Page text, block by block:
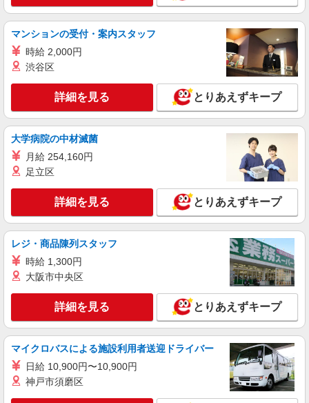
派遣社員
パーソルエクセルHRパートナーズ株式会社
時給1,350円〜1,400円（経験・能力による）
※当社規定あり
福岡県福岡市博多区／最寄駅：博多駅、祇園
（福岡県）駅
キープ 詳細を見る
派遣社員 紹介予定派遣
株式会社シエロ
≪スマホアドバイザー≫
時給1400円〜1450円（経験・能力による） ※
残業代支給 ★交通費別途支給（規定あり） ゜
+゜・。○。・゜+゜・。○。・゜+゜ 入社祝い金10
有）★ ゜・。○。・゜+゜・。○。・゜+゜
福岡県福岡市博多区
キープ 詳細を見る
紹介予定派遣
株式会社シエロ
≪スマホアドバイザー≫
時給1400円〜1450円（経験・能力による） ※
残業代支給 ★交通費別途支給（規定あり） ゜
+゜・。○。・゜+゜・。○。・゜+゜ 入社祝い金10
万円支給(規定有) お友達を紹介頂くと, インセンテ
福岡県福岡市博多区のsoftbankショップ
マンションの受付・案内スタッフ
時給 2,000円
渋谷区
詳細を見る とりあえずキープ
大学病院の中材滅菌
月給 254,160円
足立区
詳細を見る とりあえずキープ
レジ・商品陳列スタッフ
時給 1,300円
大阪市中央区
詳細を見る とりあえずキープ
マイクロバスによる施設利用者送迎ドライバー
日給 10,900円〜10,900円
神戸市須磨区